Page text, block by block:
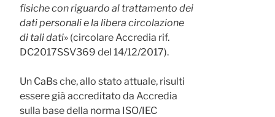
fisiche con riguardo al trattamento dei
dati personali e la libera circolazione
di tali dati» (circolare Accredia rif.
DC2017SSV369 del 14/12/2017).
Un CaBs che, allo stato attuale, risulti
essere già accreditato da Accredia
sulla base della norma ISO/IEC